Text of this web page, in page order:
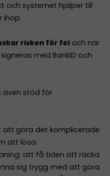
och systemet hjälper till
ihop.
risken för fel och när
med BankID och
även stöd för
att göra det komplicerade
att lösa
att få tiden att räcka
sig trygg med att göra